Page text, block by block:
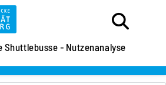
Shuttlebusse -Nutzenanalyse